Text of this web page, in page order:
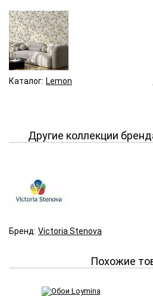
Каталог: Lemon
Другие коллекции
Бренд: Victoria Stenova
Похожие